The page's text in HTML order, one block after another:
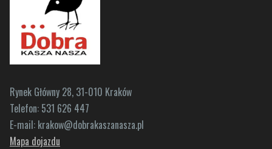
Rynek Główny 28, 31-010 Kraków
Telefon: 531 626 447
E-mail: krakow@dobrakaszanasza.pl
Mapa dojazdu